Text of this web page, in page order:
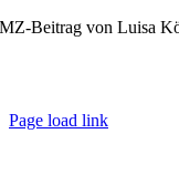
MZ-Beitrag von Luisa
Page load link